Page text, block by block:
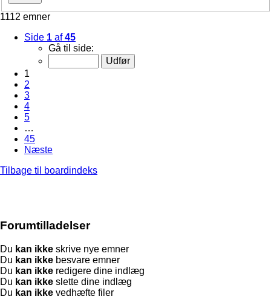
1112 emner
Side 1 af45
Gå til side:
1
2
3
4
5
…
45
Næste
Tilbage til boardindeks
Forumtilladelser
Du kan ikke skrive nye emner
Du kan ikke besvare emner
Du kan ikke redigere dine indlæg
Du kan ikke slette dine indlæg
Du kan ikke vedhæfte filer